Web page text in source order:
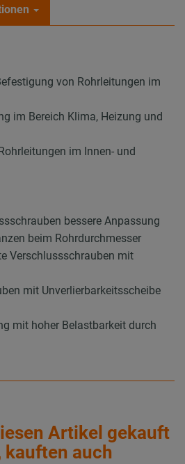
von Rohrleitungen im
im Bereich Klima, Heizung und
im Innen- und
bessere Anpassung
beim Rohrdurchmesser
Verschlussschrauben mit
mit Unverlierbarkeitsscheibe
mit hoher Belastbarkeit durch
Artikel gekauft
kauften auch